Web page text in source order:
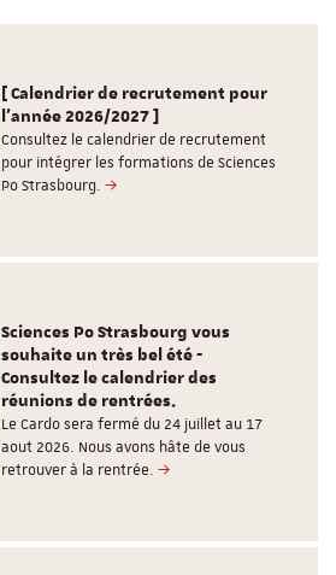
[ Calendrier de recrutement pour
l'année 2026/2027 ]
Consultez le calendrier de recrutement
pour intégrer les formations de Sciences
Po Strasbourg.
Sciences Po Strasbourg vous
souhaite un très bel été -
Consultez le calendrier des
réunions de rentrées.
Le Cardo sera fermé du 24 juillet au 17
aout 2026. Nous avons hâte de vous
retrouver à la rentrée.